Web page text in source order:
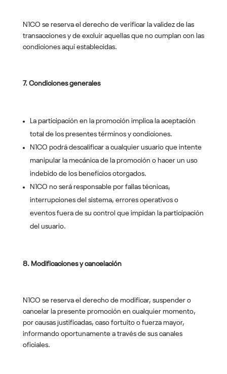
N1CO se reserva el derecho de verificar la validez de las
transacciones y de excluir aquellas que no cumplan con las
condiciones aquí establecidas.
7. Condiciones generales
La participación en la promoción implica la aceptación
total de los presentes términos y condiciones.
N1CO podrá descalificar a cualquier usuario que intente
manipular la mecánica de la promoción o hacer un uso
indebido de los beneficios otorgados.
N1CO no será responsable por fallas técnicas,
interrupciones del sistema, errores operativos o
eventos fuera de su control que impidan la participación
del usuario.
8. Modificaciones y cancelación
N1CO se reserva el derecho de modificar, suspender o
cancelar la presente promoción en cualquier momento,
por causas justificadas, caso fortuito o fuerza mayor,
informando oportunamente a través de sus canales
oficiales.